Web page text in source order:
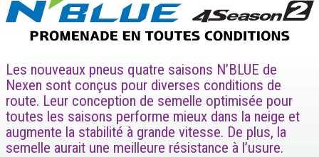
Les nouveaux pneus quatre saisons N’BLUE de
Nexen sont conçus pour diverses conditions de
route. Leur conception de semelle optimisée pour
toutes les saisons performe mieux dans la neige et
augmente la stabilité à grande vitesse. De plus, la
semelle aurait une meilleure résistance à l’usure.